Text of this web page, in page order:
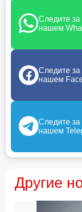
Следите
нашем
Следите
нашем
Следите
нашем
Другие